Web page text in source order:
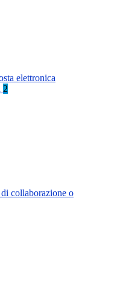
elettronica
2
collaborazione o